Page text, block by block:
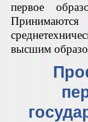
первое
высшим